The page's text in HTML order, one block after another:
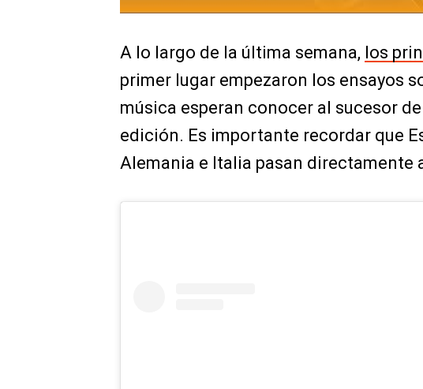
A lo largo de la última semana, los
primer lugar empezaron los ensayos
música esperan conocer al sucesor
edición. Es importante recordar que
Alemania e Italia pasan directamente